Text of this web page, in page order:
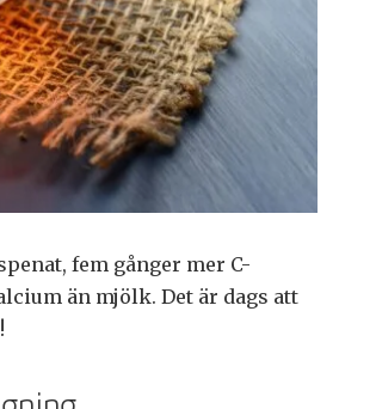
fem gånger mer C-
än mjölk. Det är dags att